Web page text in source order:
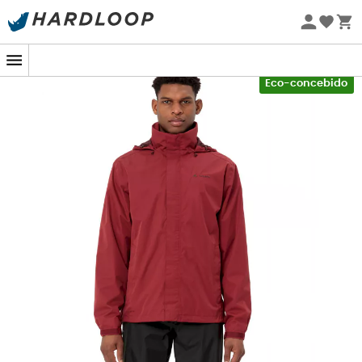
Promoções de verão 🔥 -5% EXTRA a partir de 2 produtos*
Eco-concebido
Como diz a expressão inglesa: Less is more!
da marca Vaude, o casaco impermeável e respirável
Escape Light Jacketé ideal para protegê-lo da chuva
e do vento em todas as suas aventuras ao ar livre:
caminhada, marcha nórdica, viagens... Apreciamos